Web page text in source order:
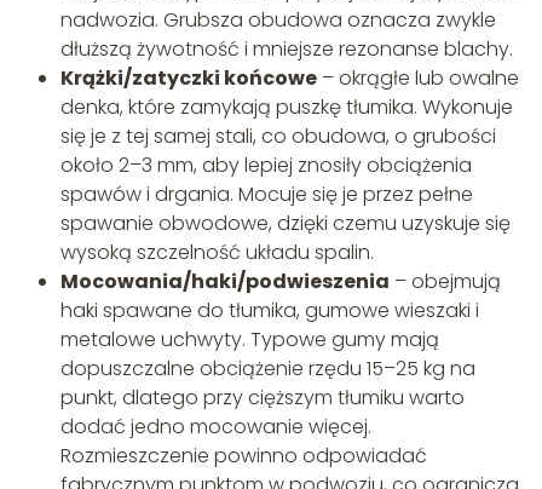
nadwozia. Grubsza obudowa oznacza zwykle
dłuższą żywotność i mniejsze rezonanse blachy.
Krążki/zatyczki końcowe– okrągłe lub owalne
denka, które zamykają puszkę tłumika. Wykonuje
się je z tej samej stali, co obudowa, o grubości
około 2–3 mm, aby lepiej znosiły obciążenia
spawów i drgania. Mocuje się je przez pełne
spawanie obwodowe, dzięki czemu uzyskuje się
wysoką szczelność układu spalin.
Mocowania/haki/podwieszenia – obejmują
haki spawane do tłumika, gumowe wieszaki i
metalowe uchwyty. Typowe gumy mają
dopuszczalne obciążenie rzędu 15–25 kg na
punkt, dlatego przy cięższym tłumiku warto
dodać jedno mocowanie więcej.
Rozmieszczenie powinno odpowiadać